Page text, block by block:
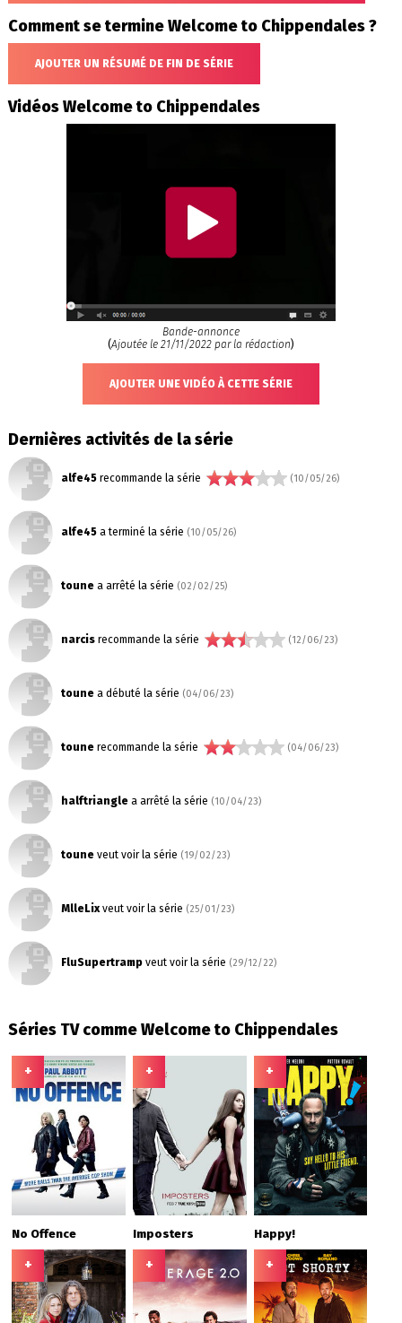
Comment se termine Welcome to Chippendales ?
AJOUTER UN RÉSUMÉ DE FIN DE SÉRIE
Vidéos Welcome to Chippendales
Bande-annonce
(Ajoutée le 21/11/2022 par la rédaction)
AJOUTER UNE VIDÉO À CETTE SÉRIE
Dernières activités de la série
alfe45recommande la série (10/05/26)
alfe45a terminé la série (10/05/26)
tounea arrêté la série (02/02/25)
narcisrecommande la série (12/06/23)
tounea débuté la série (04/06/23)
tounerecommande la série (04/06/23)
halftrianglea arrêté la série (10/04/23)
touneveut voir la série (19/02/23)
MlleLixveut voir la série (25/01/23)
FluSupertrampveut voir la série (29/12/22)
Séries TV comme Welcome to Chippendales
+
No Offence
+
Imposters
+
Happy!
+ + +